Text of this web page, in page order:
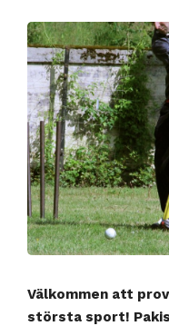
Välkommen att
största sport!